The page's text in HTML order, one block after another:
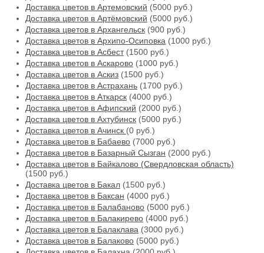
Доставка цветов в Артемовский (5000 руб.)
Доставка цветов в Артёмовский (5000 руб.)
Доставка цветов в Архангельск (900 руб.)
Доставка цветов в Архипо-Осиповка (1000 руб.)
Доставка цветов в Асбест(1500 руб.)
Доставка цветов в Аскарово (1000 руб.)
Доставка цветов в Аскиз (1500 руб.)
Доставка цветов в Астрахань (1700 руб.)
Доставка цветов в Аткарск (4000 руб.)
Доставка цветов в Афипский (2000 руб.)
Доставка цветов в Ахтубинск (5000 руб.)
Доставка цветов в Ачинск (0 руб.)
Доставка цветов в Бабаево (7000 руб.)
Доставка цветов в Базарный Сызган (2000 руб.)
Доставка цветов в Байкалово (Свердловская область)
(1500 руб.)
Доставка цветов в Бакал (1500 руб.)
Доставка цветов в Баксан (4000 руб.)
Доставка цветов в Балабаново (5000 руб.)
Доставка цветов в Балакирево (4000 руб.)
Доставка цветов в Балаклава (3000 руб.)
Доставка цветов в Балаково (5000 руб.)